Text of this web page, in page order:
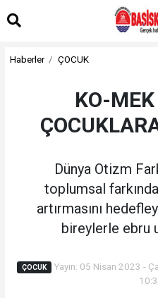
Haberler ÇOCUK
KO-
Dünya Otizm
toplumsal
artırmasını
bireylerle ebru
ÇOCUK Yayın: 05 Nisan 2023 -